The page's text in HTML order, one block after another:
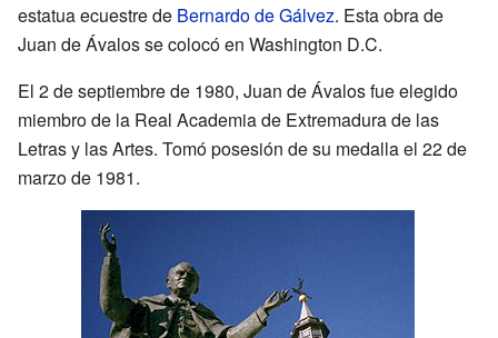
estatua ecuestre de Bernardo de Gálvez. Esta obra de
Juan de Ávalos se colocó en Washington D.C.
El 2 de septiembre de 1980, Juan de Ávalos fue elegido
miembro de la Real Academia de Extremadura de las
Letras y las Artes. Tomó posesión de su medalla el 22 de
marzo de 1981.